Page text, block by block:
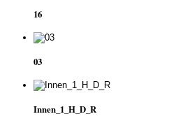
16
03
Innen_1_H_D_R